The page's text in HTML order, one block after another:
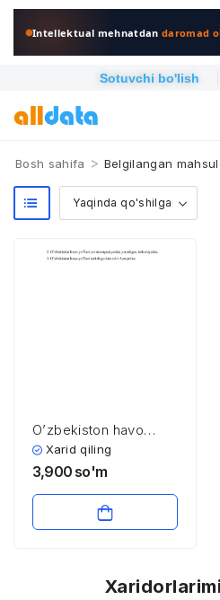
Intellektual mehnatdandaromad
Sotuvchi bo'lish
Bosh sahifa > Belgilangan
O’zbekiston havo
yo’llari
Xarid qiling
3,900 so'm